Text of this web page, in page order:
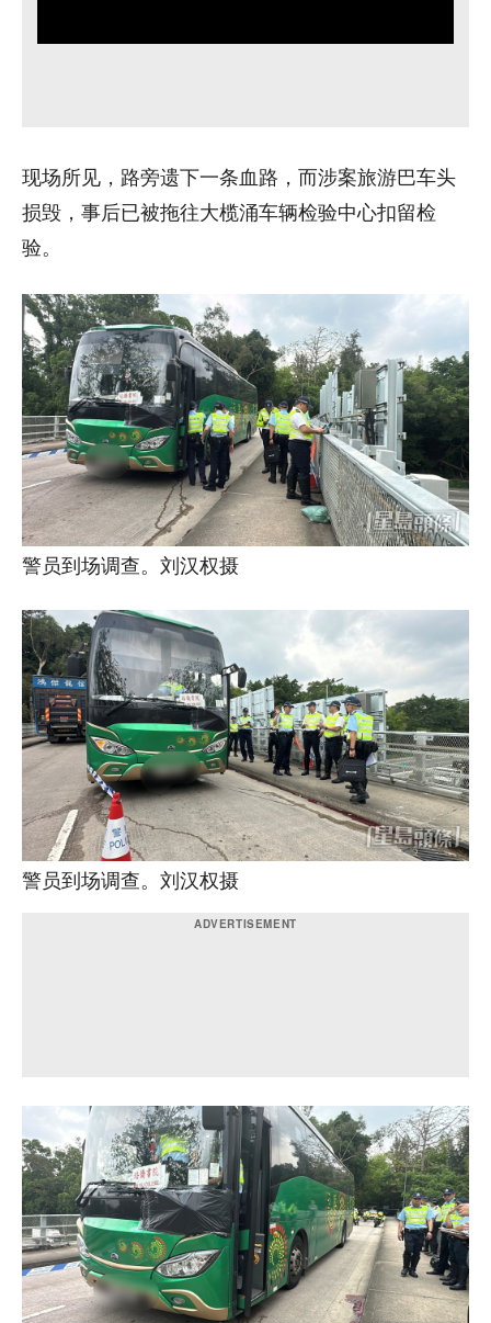
现场所见，路旁遗下一条血路，而涉案旅游巴车头
损毁，事后已被拖往大榄涌车辆检验中心扣留检
验。
警员到场调查。刘汉权摄
警员到场调查。刘汉权摄